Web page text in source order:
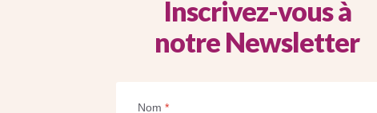
Inscrivez-vous à
notre Newsletter
Nom*